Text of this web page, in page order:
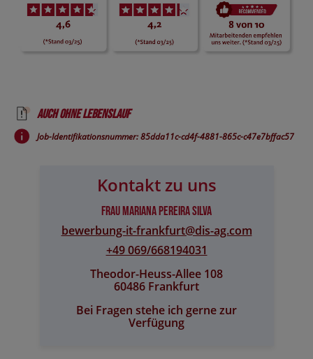
Auch ohne Lebenslauf
Job-Identifikationsnummer: 85dda11c-cd4f-4881-865c-c47e7bffac57
Kontakt zu uns
Frau Mariana Pereira Silva
bewerbung-it-frankfurt@​dis-ag.com
+49 069/668194031
Theodor-Heuss-Allee 108
60486 Frankfurt
Bei Fragen stehe ich gerne zur
Verfügung